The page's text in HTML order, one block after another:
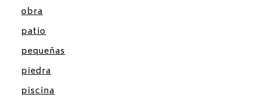
obra
patio
pequeñas
piedra
piscina